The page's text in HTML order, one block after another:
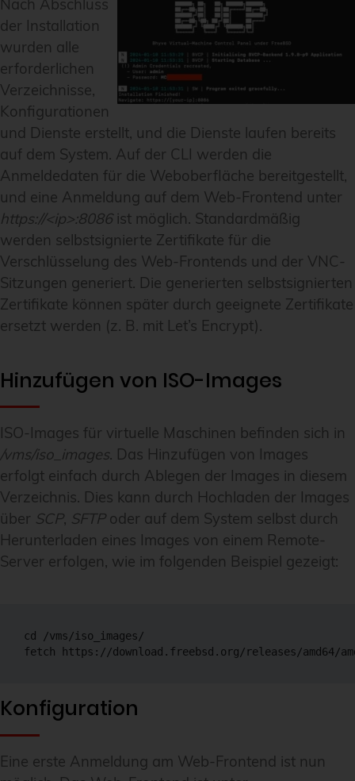
Nach Abschluss
der Installation
wurden alle
erforderlichen
Verzeichnisse,
Konfigurationen
und Dienste erstellt, und die Dienste laufen bereits
auf dem System. Auf der CLI werden die
Anmeldedaten für die Weboberfläche bereitgestellt,
und eine Anmeldung auf dem Web-Frontend unter
https://<ip>:8086ist möglich. Standardmäßig
werden selbstsignierte Zertifikate für die
Verschlüsselung des Web-Frontends und der VNC-
Sitzungen generiert. Die generierten selbstsignierten
Zertifikate können später durch geeignete Zertifikate
ersetzt werden (z. B. mit Let’s Encrypt).
Hinzufügen von ISO-Images
ISO-Images für virtuelle Maschinen befinden sich in
/vms/iso_images. Das Hinzufügen von Images
erfolgt einfach durch Ablegen der Images in diesem
Verzeichnis. Dies kann durch Hochladen der Images
über SCP, SFTPoder auf dem System selbst durch
Herunterladen eines Images von einem Remote-
Server erfolgen, wie im folgenden Beispiel gezeigt:
cd /vms/iso_images/
Konfiguration
Eine erste Anmeldung am Web-Frontend ist nun